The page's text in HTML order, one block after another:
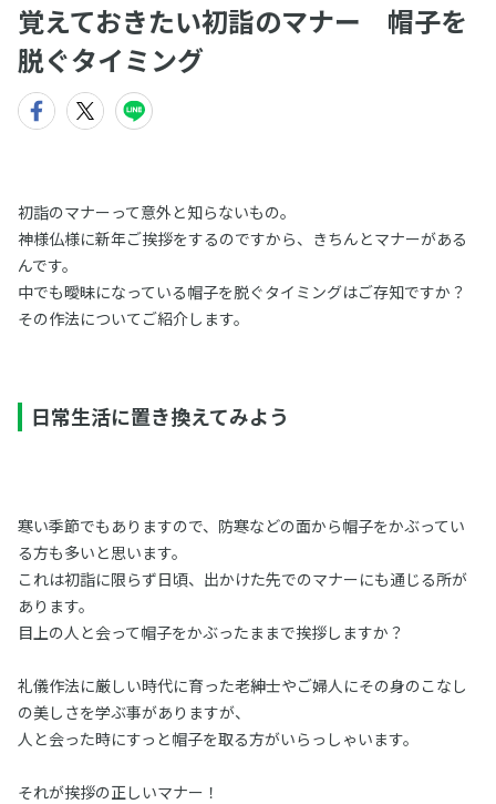
覚えておきたい初詣のマナー 帽子を
脱ぐタイミング
初詣のマナーって意外と知らないもの。
神様仏様に新年ご挨拶をするのですから、きちんとマナーがある
んです。
中でも曖昧になっている帽子を脱ぐタイミングはご存知ですか？
その作法についてご紹介します。
日常生活に置き換えてみよう
寒い季節でもありますので、防寒などの面から帽子をかぶってい
る方も多いと思います。
これは初詣に限らず日頃、出かけた先でのマナーにも通じる所が
あります。
目上の人と会って帽子をかぶったままで挨拶しますか？
礼儀作法に厳しい時代に育った老紳士やご婦人にその身のこなし
の美しさを学ぶ事がありますが、
人と会った時にすっと帽子を取る方がいらっしゃいます。
それが挨拶の正しいマナー！